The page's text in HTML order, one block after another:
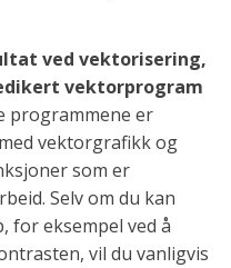
ved vektorisering,
vektorprogram
programmene er
vektorgrafikk og
som er
Selv om du kan
for eksempel ved å
vil du vanligvis